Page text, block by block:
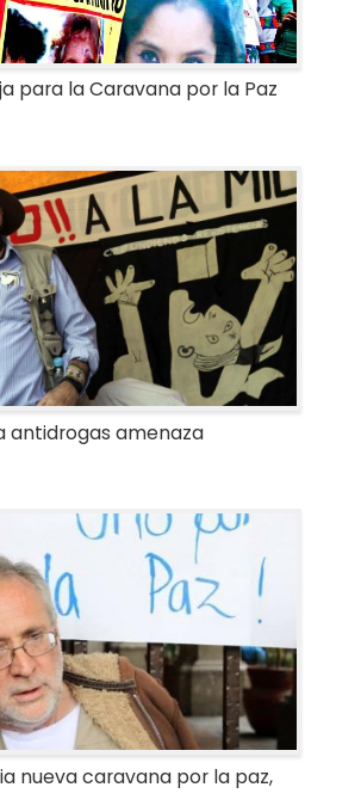
para la Caravana por la Paz
antidrogas amenaza
nueva caravana por la paz,